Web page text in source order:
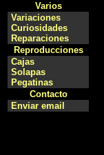
Varios
Variaciones
Curiosidades
Reparaciones
Reproducciones
Cajas
Solapas
Pegatinas
Contacto
Enviar email